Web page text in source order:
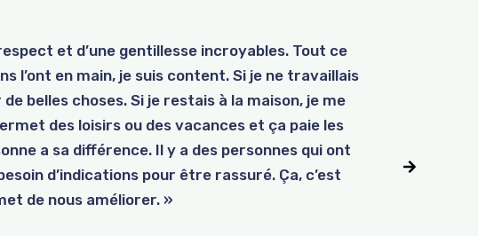
et d’une gentillesse incroyables. Tout ce
l’ont en main, je suis content. Si je ne travaillais
belles choses. Si je restais à la maison, je me
des loisirs ou des vacances et ça paie les
a sa différence. Il y a des personnes qui ont
d’indications pour être rassuré. Ça, c’est
de nous améliorer. »
dans l’entreprise de formation par le
remarqués. Après son stage, N. poursuit sa
elle a complété sa formation avec
N. continue de transmettre ses
parcours et sont devenus formateurs à
engagées après un passage sous contrat
via le CPAS, B. réalise un « Essai
que la fonction d’aide administrative lui
aide-comptable va partir et lui propose de se
à la grande satisfaction de ses collègues, du